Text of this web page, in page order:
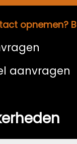
opnemen?
aanvragen